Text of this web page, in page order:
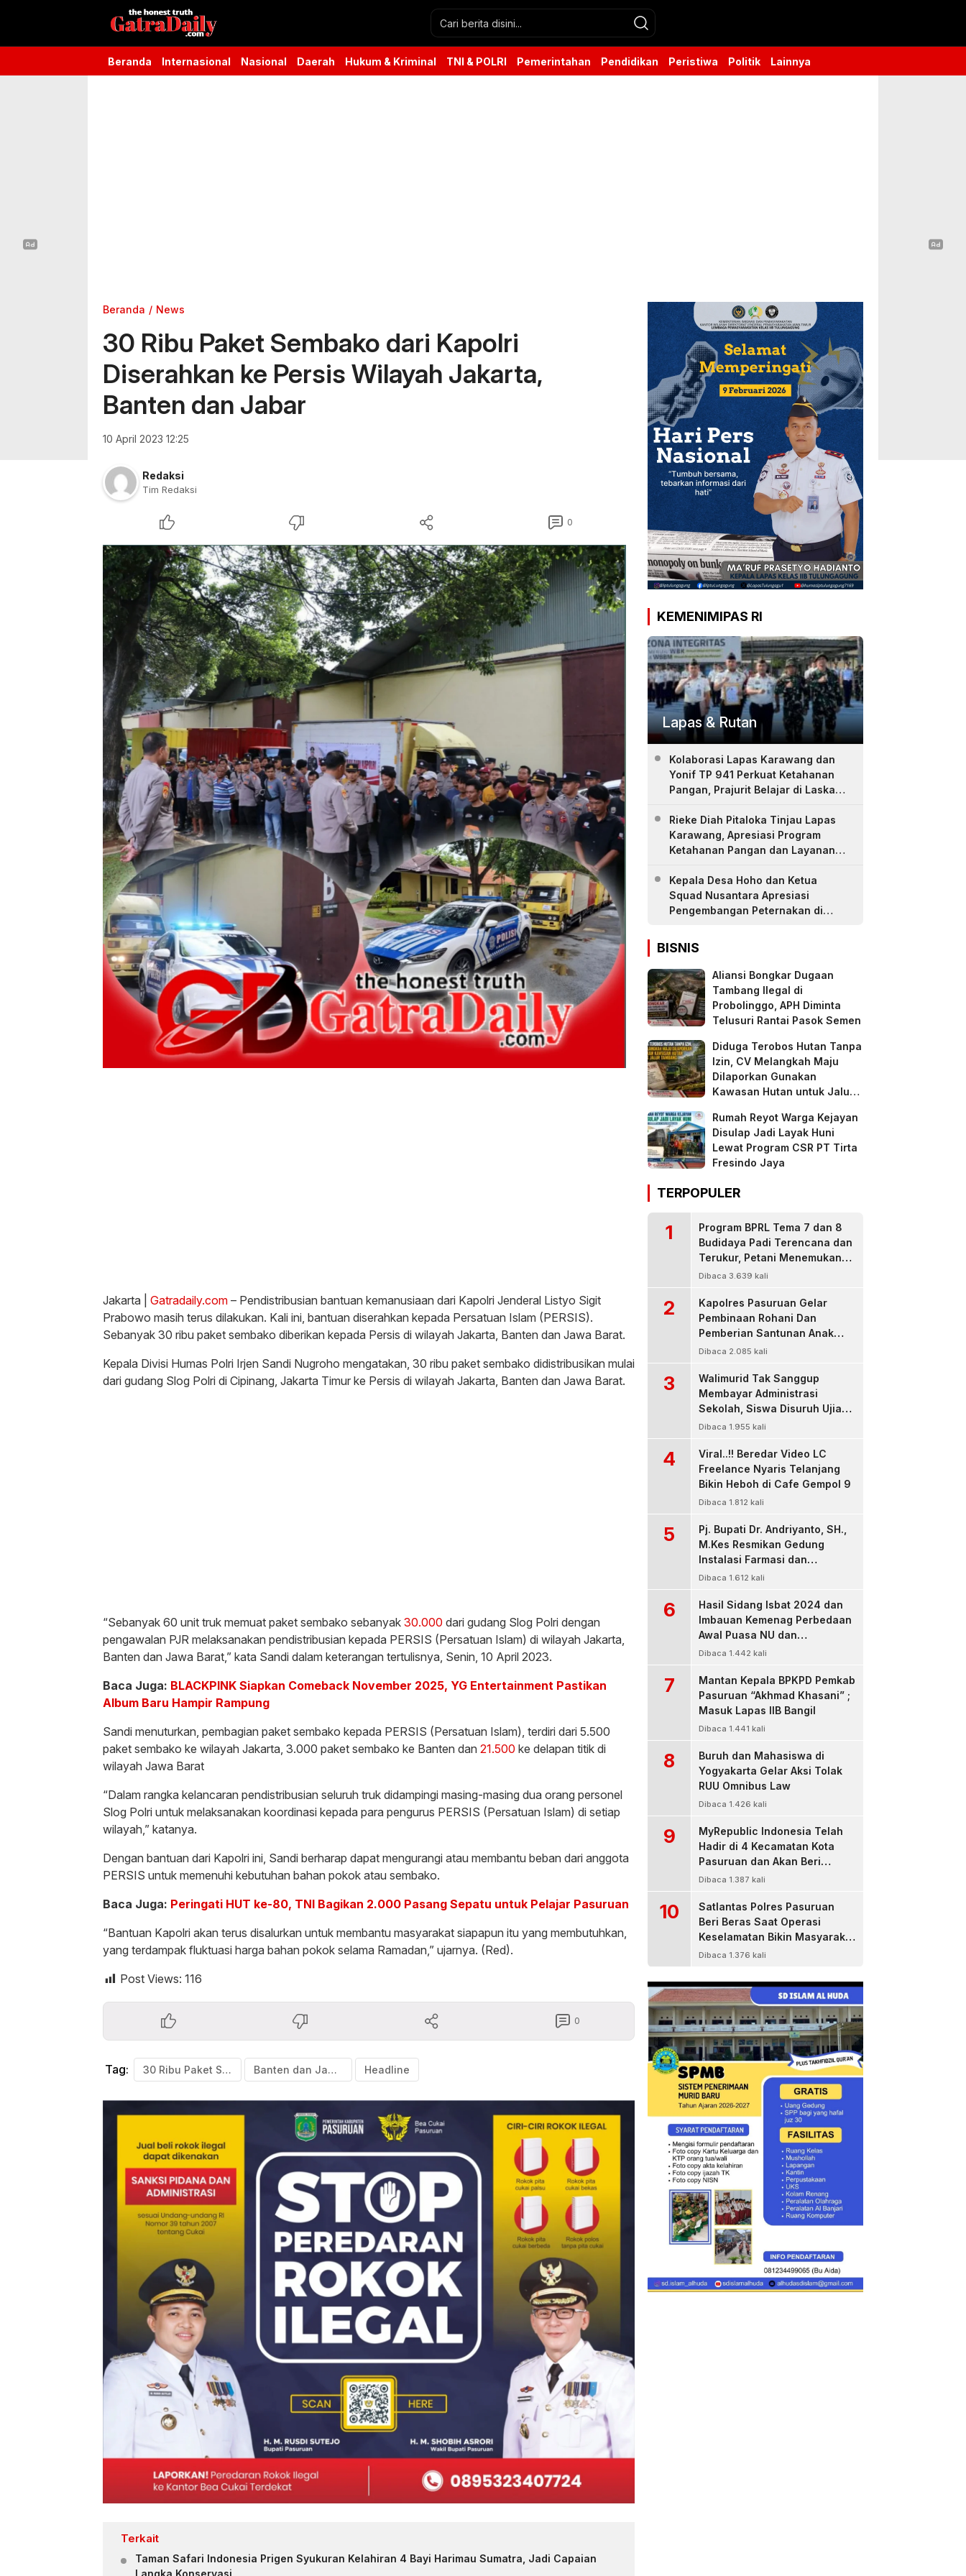
Gatra Daily
the honest truth
Beranda Internasional Nasional Daerah Hukum & Kriminal TNI & POLRI Pemerintahan Pendidikan Peristiwa Politik Lainnya
Beranda News
30 Ribu Paket Sembako dari Kapolri
Diserahkan ke Persis Wilayah Jakarta,
Banten dan Jabar
10 April 2023 12:25
Redaksi
Tim Redaksi
0
Jakarta | Gatradaily.com – Pendistribusian bantuan kemanusiaan dari Kapolri Jenderal Listyo Sigit
Prabowo masih terus dilakukan. Kali ini, bantuan diserahkan kepada Persatuan Islam (PERSIS).
Sebanyak 30 ribu paket sembako diberikan kepada Persis di wilayah Jakarta, Banten dan Jawa Barat.
Kepala Divisi Humas Polri Irjen Sandi Nugroho mengatakan, 30 ribu paket sembako didistribusikan mulai
dari gudang Slog Polri di Cipinang, Jakarta Timur ke Persis di wilayah Jakarta, Banten dan Jawa Barat.
“Sebanyak 60 unit truk memuat paket sembako sebanyak 30.000 dari gudang Slog Polri dengan
pengawalan PJR melaksanakan pendistribusian kepada PERSIS (Persatuan Islam) di wilayah Jakarta,
Banten dan Jawa Barat,” kata Sandi dalam keterangan tertulisnya, Senin, 10 April 2023.
Baca Juga: BLACKPINK Siapkan Comeback November 2025, YG Entertainment Pastikan
Album Baru Hampir Rampung
Sandi menuturkan, pembagian paket sembako kepada PERSIS (Persatuan Islam), terdiri dari 5.500
paket sembako ke wilayah Jakarta, 3.000 paket sembako ke Banten dan 21.500 ke delapan titik di
wilayah Jawa Barat
“Dalam rangka kelancaran pendistribusian seluruh truk didampingi masing-masing dua orang personel
Slog Polri untuk melaksanakan koordinasi kepada para pengurus PERSIS (Persatuan Islam) di setiap
wilayah,” katanya.
Dengan bantuan dari Kapolri ini, Sandi berharap dapat mengurangi atau membantu beban dari anggota
PERSIS untuk memenuhi kebutuhan bahan pokok atau sembako.
Baca Juga: Peringati HUT ke-80, TNI Bagikan 2.000 Pasang Sepatu untuk Pelajar Pasuruan
“Bantuan Kapolri akan terus disalurkan untuk membantu masyarakat siapapun itu yang membutuhkan,
yang terdampak fluktuasi harga bahan pokok selama Ramadan,” ujarnya. (Red).
Post Views: 116
0
Tag: 30 Ribu Paket Sembako dari Kapolri Diserahkan ke Persis Wilayah Jakarta Banten dan Jabar Headline
Terkait
Taman Safari Indonesia Prigen Syukuran Kelahiran 4 Bayi Harimau Sumatra, Jadi Capaian
Langka Konservasi
KEMENIMIPAS RI
Lapas & Rutan
Kolaborasi Lapas Karawang dan
Yonif TP 941 Perkuat Ketahanan
Pangan, Prajurit Belajar di Laskar
Rieke Diah Pitaloka Tinjau Lapas
Karawang, Apresiasi Program
Ketahanan Pangan dan Layanan
Kepala Desa Hoho dan Ketua
Squad Nusantara Apresiasi
Pengembangan Peternakan di
BISNIS
Aliansi Bongkar Dugaan
Tambang Ilegal di
Probolinggo, APH Diminta
Telusuri Rantai Pasok Semen
Diduga Terobos Hutan Tanpa
Izin, CV Melangkah Maju
Dilaporkan Gunakan
Kawasan Hutan untuk Jalur
Rumah Reyot Warga Kejayan
Disulap Jadi Layak Huni
Lewat Program CSR PT Tirta
Fresindo Jaya
TERPOPULER
1
Program BPRL Tema 7 dan 8
Budidaya Padi Terencana dan
Terukur, Petani Menemukan
Penanggulangan Hama
Dibaca 3.639 kali
2
Kapolres Pasuruan Gelar
Pembinaan Rohani Dan
Pemberian Santunan Anak
Yatim untuk Tingkatkan
Dibaca 2.085 kali
3
Walimurid Tak Sanggup
Membayar Administrasi
Sekolah, Siswa Disuruh Ujian
di Luar Kelas
Dibaca 1.955 kali
4
Viral..!! Beredar Video LC
Freelance Nyaris Telanjang
Bikin Heboh di Cafe Gempol 9
Dibaca 1.812 kali
5
Pj. Bupati Dr. Andriyanto, SH.,
M.Kes Resmikan Gedung
Instalasi Farmasi dan
Dropzone IGD, RSUD Bangil
Dibaca 1.612 kali
6
Hasil Sidang Isbat 2024 dan
Imbauan Kemenag Perbedaan
Awal Puasa NU dan
Muhamadiyah
Dibaca 1.442 kali
7
Mantan Kepala BPKPD Pemkab
Pasuruan “Akhmad Khasani” ;
Masuk Lapas IIB Bangil
Dibaca 1.441 kali
8
Buruh dan Mahasiswa di
Yogyakarta Gelar Aksi Tolak
RUU Omnibus Law
Dibaca 1.426 kali
9
MyRepublic Indonesia Telah
Hadir di 4 Kecamatan Kota
Pasuruan dan Akan Beri
Pelayanan Terbaik Untuk
Dibaca 1.387 kali
10
Satlantas Polres Pasuruan
Beri Beras Saat Operasi
Keselamatan Bikin Masyarakat
Senang
Dibaca 1.376 kali